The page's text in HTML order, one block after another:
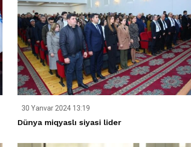
30 Yanvar 2024 13:19
Dünya miqyaslı siyasi lider